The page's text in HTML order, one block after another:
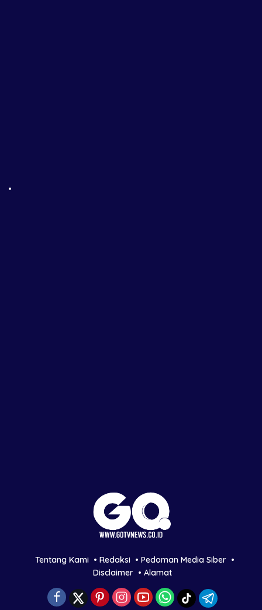
Tentang Kami Redaksi
Pedoman Media Siber
Disclaimer
Alamat